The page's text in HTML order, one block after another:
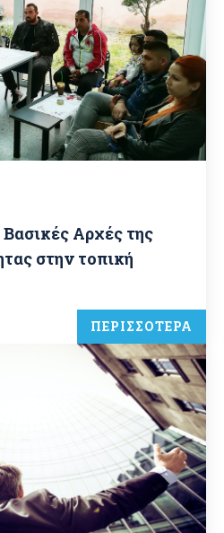
Βασικές Αρχές της
στην τοπική
ΠΕΡΙΣΣΟΤΕΡΑ